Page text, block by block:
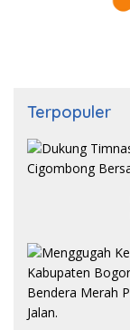
Terpopuler